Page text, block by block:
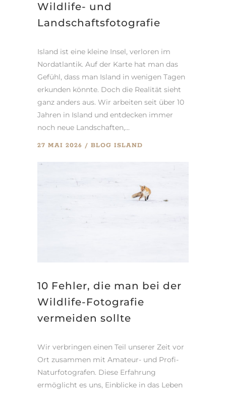
Wildlife- und
Landschaftsfotografie
Island ist eine kleine Insel, verloren im
Nordatlantik. Auf der Karte hat man das
Gefühl, dass man Island in wenigen Tagen
erkunden könnte. Doch die Realität sieht
ganz anders aus. Wir arbeiten seit über 10
Jahren in Island und entdecken immer
noch neue Landschaften,...
27 MAI 2026 BLOG ISLAND
10 Fehler, die man bei der
Wildlife-Fotografie
vermeiden sollte
Wir verbringen einen Teil unserer Zeit vor
Ort zusammen mit Amateur- und Profi-
Naturfotografen. Diese Erfahrung
ermöglicht es uns, Einblicke in das Leben